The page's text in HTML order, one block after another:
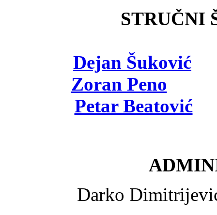
STRUČNI
Dejan Šuković
Zoran Peno
Petar Beatović-
Darko